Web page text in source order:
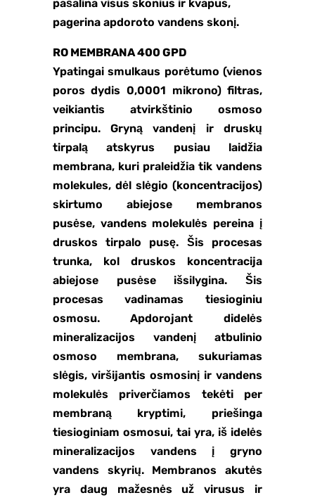
pašalina visus skonius ir kvapus,
pagerina apdoroto vandens skonį.
RO MEMBRANA 400 GPD
Ypatingai smulkaus porėtumo (vienos
poros dydis 0,0001 mikrono) filtras,
veikiantis atvirkštinio osmoso
principu. Gryną vandenį ir druskų
tirpalą atskyrus pusiau laidžia
membrana, kuri praleidžia tik vandens
molekules, dėl slėgio (koncentracijos)
skirtumo abiejose membranos
pusėse, vandens molekulės pereina į
druskos tirpalo pusę. Šis procesas
trunka, kol druskos koncentracija
abiejose pusėse išsilygina. Šis
procesas vadinamas tiesioginiu
osmosu. Apdorojant didelės
mineralizacijos vandenį atbulinio
osmoso membrana, sukuriamas
slėgis, viršijantis osmosinį ir vandens
molekulės priverčiamos tekėti per
membraną kryptimi, priešinga
tiesioginiam osmosui, tai yra, iš idelės
mineralizacijos vandens į gryno
vandens skyrių. Membranos akutės
yra daug mažesnės už virusus ir